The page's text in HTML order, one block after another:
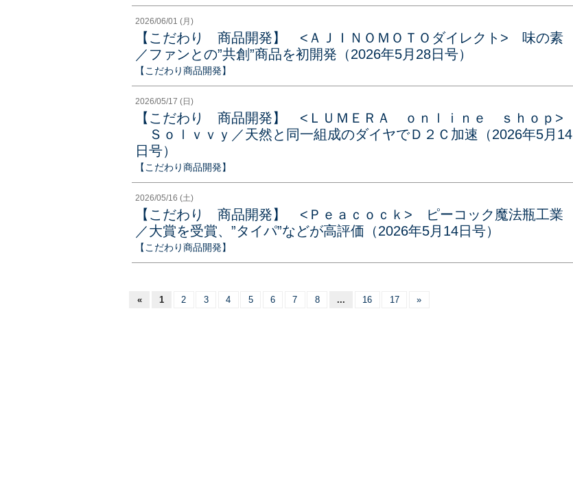
2026/06/01 (月)
【こだわり 商品開発】 <ＡＪＩＮＯＭＯＴＯダイレクト> 味の素
／ファンとの”共創”商品を初開発（2026年5月28日号）
【こだわり商品開発】
2026/05/17 (日)
【こだわり 商品開発】 <ＬＵＭＥＲＡ ｏｎｌｉｎｅ ｓｈｏｐ>
Ｓｏｌｖｖｙ／天然と同一組成のダイヤでＤ２Ｃ加速（2026年5月14
日号）
【こだわり商品開発】
2026/05/16 (土)
【こだわり 商品開発】 <Ｐｅａｃｏｃｋ> ピーコック魔法瓶工業
／大賞を受賞、”タイパ”などが高評価（2026年5月14日号）
【こだわり商品開発】
« 1 2 3 4 5 6 7 8 ... 16 17 »